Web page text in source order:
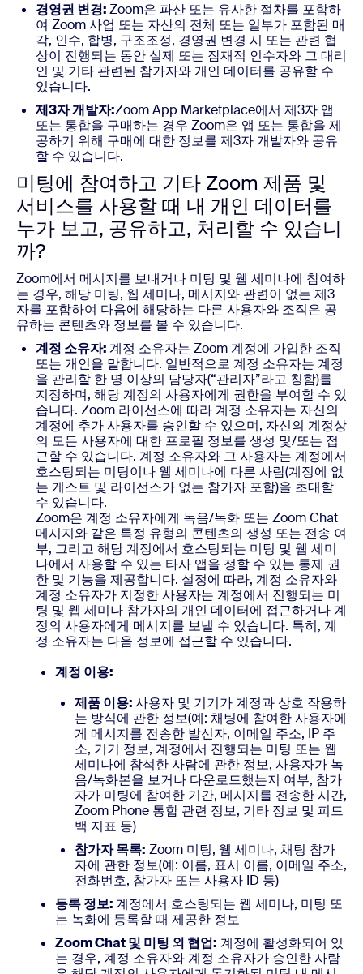
경영권 변경:Zoom은 파산 또는 유사한 절차를 포함하
여 Zoom 사업 또는 자산의 전체 또는 일부가 포함된 매
각, 인수, 합병, 구조조정, 경영권 변경 시 또는 관련 협
상이 진행되는 동안 실제 또는 잠재적 인수자와 그 대리
인 및 기타 관련된 참가자와 개인 데이터를 공유할 수
있습니다.
제3자 개발자:Zoom App Marketplace에서 제3자 앱
또는 통합을 구매하는 경우 Zoom은 앱 또는 통합을 제
공하기 위해 구매에 대한 정보를 제3자 개발자와 공유
할 수 있습니다.
미팅에 참여하고 기타 Zoom 제품 및
서비스를 사용할 때 내 개인 데이터를
누가 보고, 공유하고, 처리할 수 있습니
까?
Zoom에서 메시지를 보내거나 미팅 및 웹 세미나에 참여하
는 경우, 해당 미팅, 웹 세미나, 메시지와 관련이 없는 제3
자를 포함하여 다음에 해당하는 다른 사용자와 조직은 공
유하는 콘텐츠와 정보를 볼 수 있습니다.
계정 소유자:계정 소유자는 Zoom 계정에 가입한 조직
또는 개인을 말합니다. 일반적으로 계정 소유자는 계정
을 관리할 한 명 이상의 담당자(“관리자”라고 칭함)를
지정하며, 해당 계정의 사용자에게 권한을 부여할 수 있
습니다. Zoom 라이선스에 따라 계정 소유자는 자신의
계정에 추가 사용자를 승인할 수 있으며, 자신의 계정상
의 모든 사용자에 대한 프로필 정보를 생성 및/또는 접
근할 수 있습니다. 계정 소유자와 그 사용자는 계정에서
호스팅되는 미팅이나 웹 세미나에 다른 사람(계정에 없
는 게스트 및 라이선스가 없는 참가자 포함)을 초대할
수 있습니다.
Zoom은 계정 소유자에게 녹음/녹화 또는 Zoom Chat
메시지와 같은 특정 유형의 콘텐츠의 생성 또는 전송 여
부, 그리고 해당 계정에서 호스팅되는 미팅 및 웹 세미
나에서 사용할 수 있는 타사 앱을 정할 수 있는 통제 권
한 및 기능을 제공합니다. 설정에 따라, 계정 소유자와
계정 소유자가 지정한 사용자는 계정에서 진행되는 미
팅 및 웹 세미나 참가자의 개인 데이터에 접근하거나 계
정의 사용자에게 메시지를 보낼 수 있습니다. 특히, 계
정 소유자는 다음 정보에 접근할 수 있습니다.
계정 이용:
제품 이용:사용자 및 기기가 계정과 상호 작용하
는 방식에 관한 정보(예: 채팅에 참여한 사용자에
게 메시지를 전송한 발신자, 이메일 주소, IP 주
소, 기기 정보, 계정에서 진행되는 미팅 또는 웹
세미나에 참석한 사람에 관한 정보, 사용자가 녹
음/녹화본을 보거나 다운로드했는지 여부, 참가
자가 미팅에 참여한 기간, 메시지를 전송한 시간,
Zoom Phone 통합 관련 정보, 기타 정보 및 피드
백 지표 등)
참가자 목록: Zoom 미팅, 웹 세미나, 채팅 참가
자에 관한 정보(예: 이름, 표시 이름, 이메일 주소,
전화번호, 참가자 또는 사용자 ID 등)
등록 정보:계정에서 호스팅되는 웹 세미나, 미팅 또
는 녹화에 등록할 때 제공한 정보
Zoom Chat 및 미팅 외 협업: 계정에 활성화되어 있
는 경우, 계정 소유자와 계정 소유자가 승인한 사람